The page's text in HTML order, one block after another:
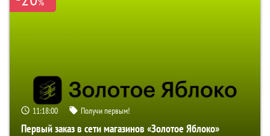
11:17:59 Получи первым!
Первый заказ в сети магазинов «Золотое Яблоко»